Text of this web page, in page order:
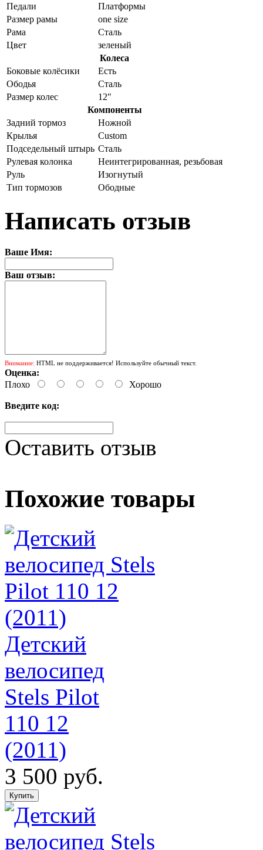
Педали
Платформы
Размер рамы
one size
Рама
Сталь
Цвет
зеленый
Колеса
Боковые колёсики
Есть
Ободья
Сталь
Размер колес
12"
Компоненты
Задний тормоз
Ножной
Крылья
Custom
Подседельный штырь Сталь
Рулевая колонка
Неинтегрированная, резьбовая
Руль
Изогнутый
Тип тормозов
Ободные
Написать отзыв
Ваше Имя:
Ваш отзыв:
Внимание: HTML не поддерживается! Используйте обычный текст.
Оценка:
Плохо
Хорошо
Введите код:
Оставить отзыв
Похожие товары
Детский
велосипед
Stels Pilot
110 12
(2011)
3 500 руб.